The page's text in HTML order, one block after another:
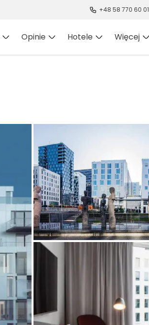
+48 58 770 60 01
Opinie Hotele Więcej